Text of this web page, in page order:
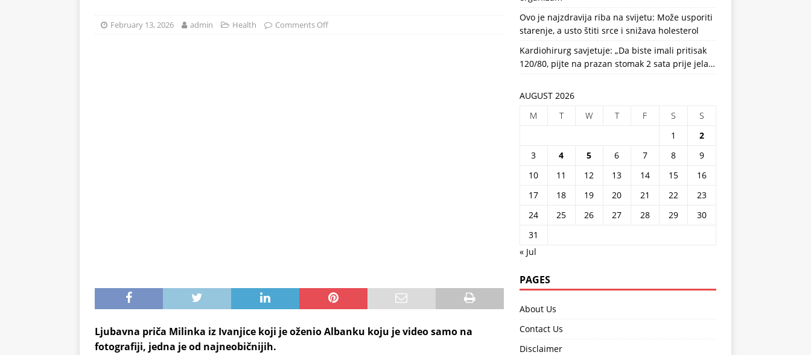
February 13, 2026 admin Health Comments Off
Ljubavna priča Milinka iz Ivanjice koji je oženio Albanku koju je video samo na
fotografiji, jedna je od najneobičnijih.
Ovo je najzdravija riba na svijetu: Može usporiti
starenje, a usto štiti srce i snižava holesterol
Kardiohirurg savjetuje: „Da biste imali pritisak
120/80, pijte na prazan stomak 2 sata prije jela…
AUGUST 2026
M
T W T F S
S
1
2
3
4 5 6 7 8
9
10
11 12 13 14 15
16
17
18 19 20 21 22
23
24
25 26 27 28 29
30
31
« Jul
PAGES
About Us
Contact Us
Disclaimer